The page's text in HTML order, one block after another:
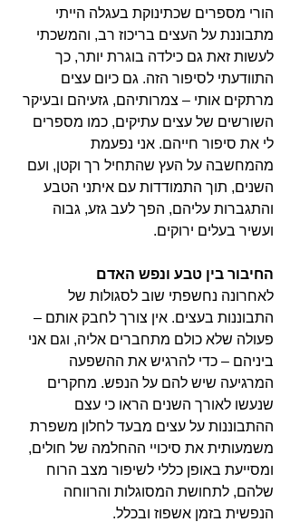
הורי מספרים שכתינוקת בעגלה הייתי
מתבוננת על העצים בריכוז רב, והמשכתי
לעשות זאת גם כילדה בוגרת יותר, כך
התוודעתי לסיפור הזה. גם כיום עצים
מרתקים אותי – צמרותיהם, גזעיהם ובעיקר
השורשים של עצים עתיקים, כמו מספרים
לי את סיפור חייהם. אני נפעמת
מהמחשבה על העץ שהתחיל רך וקטן, ועם
השנים, תוך התמודדות עם איתני הטבע
והתגברות עליהם, הפך לעב גזע, גבוה
ועשיר בעלים ירוקים.
החיבור בין טבע ונפש האדם
לאחרונה נחשפתי שוב לסגולות של
התבוננות בעצים. אין צורך לחבק אותם –
פעולה שלא כולם מתחברים אליה, וגם אני
ביניהם – כדי להרגיש את ההשפעה
המרגיעה שיש להם על הנפש. מחקרים
שנעשו לאורך השנים הראו כי עצם
ההתבוננות על עצים מבעד לחלון משפרת
משמעותית את סיכויי ההחלמה של חולים,
ומסייעת באופן כללי לשיפור מצב הרוח
שלהם, לתחושת המסוגלות והרווחה
הנפשית בזמן אשפוז ובכלל.